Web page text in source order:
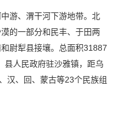
游、渭干河下游地带。北
的一部分和民丰、于田两
尉犁县接壤。总面积31887
县人民政府驻沙雅镇，距乌
汉、回、蒙古等23个民族组